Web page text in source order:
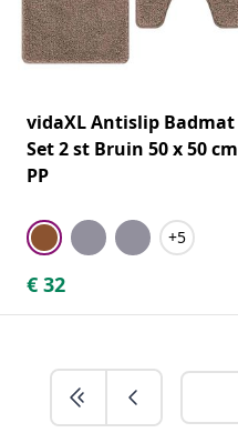
vidaXL Antislip Badmat
Set 2 st Bruin 50 x 50 cm
PP
+5
€ 32